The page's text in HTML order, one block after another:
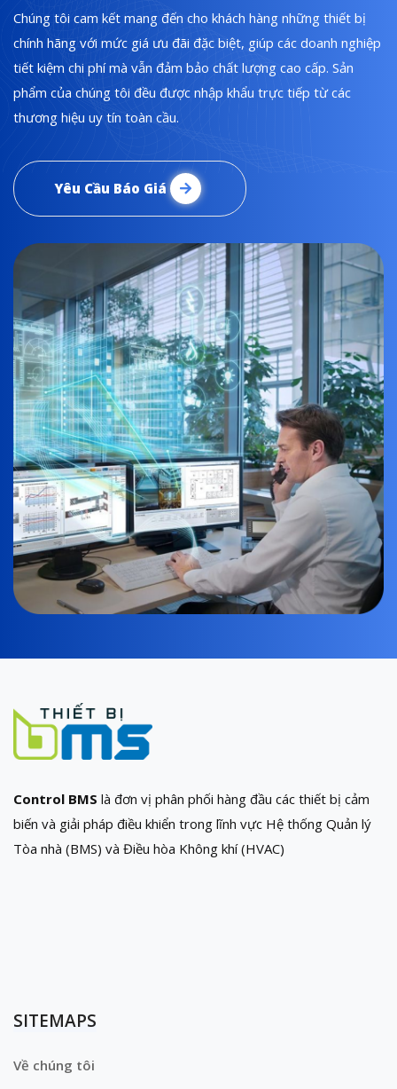
Chúng tôi cam kết mang đến cho khách hàng những thiết bị
chính hãng với mức giá ưu đãi đặc biệt, giúp các doanh nghiệp
tiết kiệm chi phí mà vẫn đảm bảo chất lượng cao cấp. Sản
phẩm của chúng tôi đều được nhập khẩu trực tiếp từ các
thương hiệu uy tín toàn cầu.
Yêu Cầu Báo Giá
Control BMS là đơn vị phân phối hàng đầu các thiết bị cảm
biến và giải pháp điều khiển trong lĩnh vực Hệ thống Quản lý
Tòa nhà (BMS) và Điều hòa Không khí (HVAC)
SITEMAPS
Về chúng tôi